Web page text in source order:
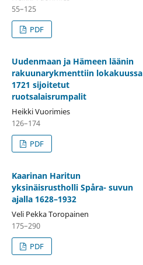
55–125
PDF
Uudenmaan ja Hämeen läänin
rakuunarykmenttiin lokakuussa
1721 sijoitetut
ruotsalaisrumpalit
Heikki Vuorimies
126–174
PDF
Kaarinan Haritun
yksinäisrustholli Spåra- suvun
ajalla 1628–1932
Veli Pekka Toropainen
175–290
PDF